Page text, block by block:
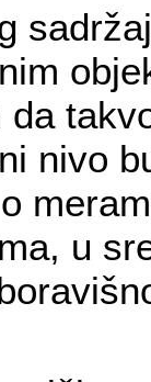
nivo
u